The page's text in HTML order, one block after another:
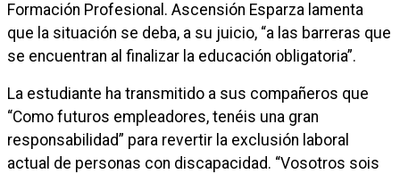
Formación Profesional. Ascensión Esparza lamenta
que la situación se deba, a su juicio, “a las barreras que
se encuentran al finalizar la educación obligatoria”.
La estudiante ha transmitido a sus compañeros que
“Como futuros empleadores, tenéis una gran
responsabilidad” para revertir la exclusión laboral
actual de personas con discapacidad. “Vosotros sois